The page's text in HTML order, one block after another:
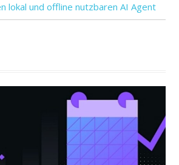
lokal und offline nutzbaren AI Agent